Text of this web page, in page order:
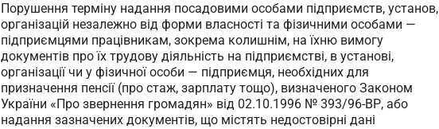
Порушення терміну надання посадовими особами підприємств, установ,
організацій незалежно від форми власності та фізичними особами —
підприємцями працівникам, зокрема колишнім, на їхню вимогу
документів про їх трудову діяльність на підприємстві, в установі,
організації чи у фізичної особи — підприємця, необхідних для
призначення пенсії (про стаж, зарплату тощо), визначеного Законом
України «Про звернення громадян» від 02.10.1996 № 393/96-ВР, або
надання зазначених документів, що містять недостовірні дані